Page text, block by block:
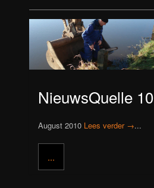
NieuwsQuelle 10
August 2010 Lees verder →...
...